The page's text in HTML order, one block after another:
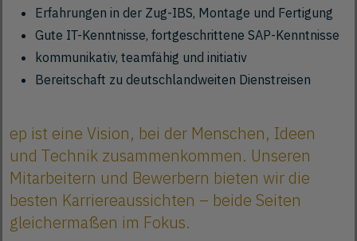
Erfahrungen in der Zug-IBS, Montage und Fertigung
Gute IT-Kenntnisse, fortgeschrittene SAP-Kenntnisse
kommunikativ, teamfähig und initiativ
Bereitschaft zu deutschlandweiten Dienstreisen
ep ist eine Vision, bei der Menschen, Ideen
und Technik zusammenkommen. Unseren
Mitarbeitern und Bewerbern bieten wir die
besten Karriereaussichten – beide Seiten
gleichermaßen im Fokus.